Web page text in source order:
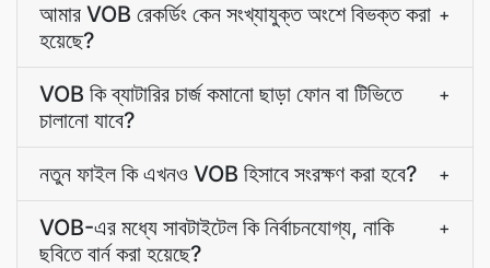
আমার VOB রেকর্ডিং কেন সংখ্যাযুক্ত অংশে বিভক্ত করা
হয়েছে?
+
VOB কি ব্যাটারির চার্জ কমানো ছাড়া ফোন বা টিভিতে
চালানো যাবে?
+
নতুন ফাইল কি এখনও VOB হিসাবে সংরক্ষণ করা হবে? +
VOB-এর মধ্যে সাবটাইটেল কি নির্বাচনযোগ্য, নাকি
ছবিতে বার্ন করা হয়েছে?
+